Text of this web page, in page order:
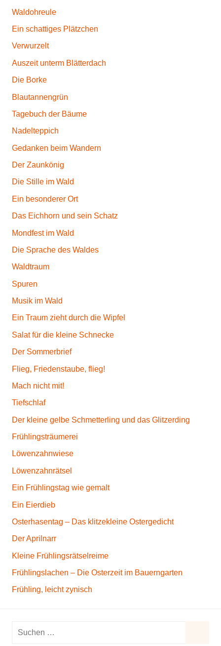
Waldohreule
Ein schattiges Plätzchen
Verwurzelt
Auszeit unterm Blätterdach
Die Borke
Blautannengrün
Tagebuch der Bäume
Nadelteppich
Gedanken beim Wandern
Der Zaunkönig
Die Stille im Wald
Ein besonderer Ort
Das Eichhorn und sein Schatz
Mondfest im Wald
Die Sprache des Waldes
Waldtraum
Spuren
Musik im Wald
Ein Traum zieht durch die Wipfel
Salat für die kleine Schnecke
Der Sommerbrief
Flieg, Friedenstaube, flieg!
Mach nicht mit!
Tiefschlaf
Der kleine gelbe Schmetterling und das Glitzerding
Frühlingsträumerei
Löwenzahnwiese
Löwenzahnrätsel
Ein Frühlingstag wie gemalt
Ein Eierdieb
Osterhasentag – Das klitzekleine Ostergedicht
Der Aprilnarr
Kleine Frühlingsrätselreime
Frühlingslachen – Die Osterzeit im Bauerngarten
Frühling, leicht zynisch